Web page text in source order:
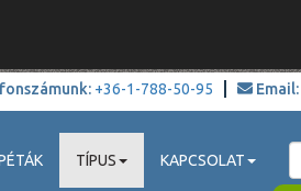
+36-1-788-50-95 Email:
TÍPUS KAPCSOLAT